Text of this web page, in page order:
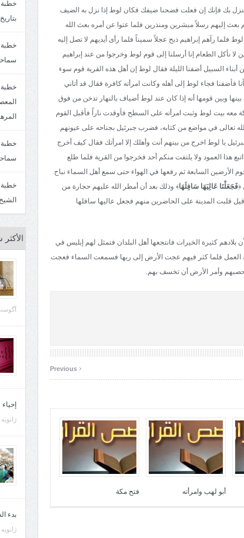
ينزل بك فإنك إن فعلت فضحنا ضيفك فكان لوط إذا نزل به الضيف
بعث إليهم رسلاً مبشرين ومنذرين فلما عتوا عن أمره بعث الله
فلما رآهم إبراهيم ذبح عجلاً سميناً فلما رأى أيديهم لا تصل إليه
نأكل الطعام إنا أرسلنا إلى قوم لوط وخرجوا من عند إبراهيم
السبيل أضفنا الليلة فقال لوط إن أهل هذه القرية قوم سوء
فأضفنا فجاء لوط إلى أهله وكانت امرأته كافرة فقال قد أتاني
وبين قومها أنه إذا كان عند لوط أضياف بالنهار تدخن من فوق
معه بيت لوط وثبت امرأته على السطح فأوقدت ناراً فأقبل القوم
تعالى في مواضع من كتابه، فضرب جبرئيل بجناحه على عيونهم
يا لوط اخرج من بينهم أنت وأهلك إلا امرأتك فقال كيف أخرج
هذا العمود ولا يلتفت منكم أحد فخرجوا من القرية فلما طلع
السابعة ثم رفعها في الهواء حتى سمع أهل السماء نباح
﴿فَجَعَلْنَا عَالِيَهَا سَافِلَهَا﴾ وذلك بعد أن أمطر الله عليهم حجارة من
قلبت المدينة على الحاضرين منهم فجعل عاليها سافلها
كثيرة الخيرات فانتجعها أهل البلدان فتمثل لهم إبليس في
العمل فلما كثر فيهم عجت الأرض إلى ربها فسمعت السماء فعجت
وأمر الأرض أن تخسف بهم.
‹
أبو لهب وامرأته فتح مكة
بتاريخ24/12/1446. سماحة الشيخ مصطفى المرهون
خطبة
آگوست 29,
ژانویه 21, 2013
بدء
ژانویه 22, 2013